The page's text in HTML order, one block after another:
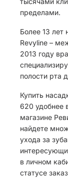
пределами.
Более 13 лет
Revyline –
2013 году
полости рта
Купить
620 удобнее
магазине
найдете
ухода за
в личном
статусе